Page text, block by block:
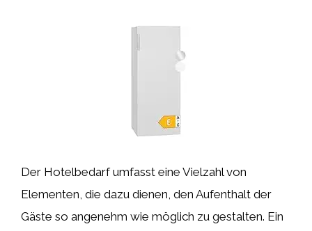
Der Hotelbedarf umfasst eine Vielzahl von
Elementen, die dazu dienen, den Aufenthalt der
Gäste so angenehm wie möglich zu gestalten. Ein